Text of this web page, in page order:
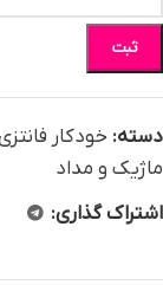
ثبت
دسته: خودکار
ماژیک و مداد
اشتراک گذاری: